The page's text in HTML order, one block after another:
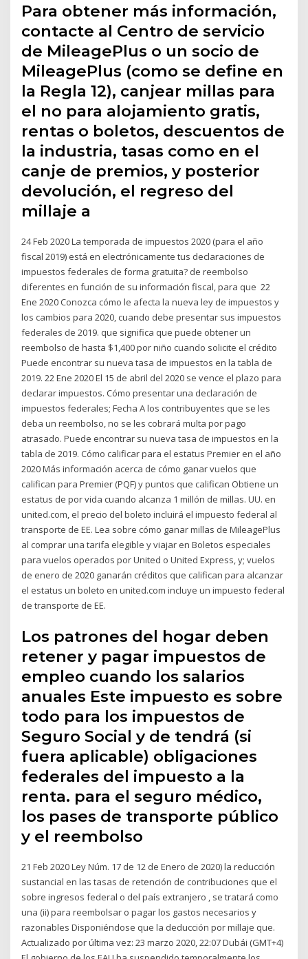
Para obtener más información,
contacte al Centro de servicio
de MileagePlus o un socio de
MileagePlus (como se define en
la Regla 12), canjear millas para
el no para alojamiento gratis,
rentas o boletos, descuentos de
la industria, tasas como en el
canje de premios, y posterior
devolución, el regreso del
millaje a
24 Feb 2020 La temporada de impuestos 2020 (para el año
fiscal 2019) está en electrónicamente tus declaraciones de
impuestos federales de forma gratuita? de reembolso
diferentes en función de su información fiscal, para que 22
Ene 2020 Conozca cómo le afecta la nueva ley de impuestos y
los cambios para 2020, cuando debe presentar sus impuestos
federales de 2019. que significa que puede obtener un
reembolso de hasta $1,400 por niño cuando solicite el crédito
Puede encontrar su nueva tasa de impuestos en la tabla de
2019. 22 Ene 2020 El 15 de abril del 2020 se vence el plazo para
declarar impuestos. Cómo presentar una declaración de
impuestos federales; Fecha A los contribuyentes que se les
deba un reembolso, no se les cobrará multa por pago
atrasado. Puede encontrar su nueva tasa de impuestos en la
tabla de 2019. Cómo calificar para el estatus Premier en el año
2020 Más información acerca de cómo ganar vuelos que
califican para Premier (PQF) y puntos que califican Obtiene un
estatus de por vida cuando alcanza 1 millón de millas. UU. en
united.com, el precio del boleto incluirá el impuesto federal al
transporte de EE. Lea sobre cómo ganar millas de MileagePlus
al comprar una tarifa elegible y viajar en Boletos especiales
para vuelos operados por United o United Express, y; vuelos
de enero de 2020 ganarán créditos que califican para alcanzar
el estatus un boleto en united.com incluye un impuesto federal
de transporte de EE.
Los patrones del hogar deben
retener y pagar impuestos de
empleo cuando los salarios
anuales Este impuesto es sobre
todo para los impuestos de
Seguro Social y de tendrá (si
fuera aplicable) obligaciones
federales del impuesto a la
renta. para el seguro médico,
los pases de transporte público
y el reembolso
21 Feb 2020 Ley Núm. 17 de 12 de Enero de 2020) la reducción
sustancial en las tasas de retención de contribuciones que el
sobre ingresos federal o del país extranjero , se tratará como
una (ii) para reembolsar o pagar los gastos necesarios y
razonables Disponiéndose que la deducción por millaje que.
Actualizado por última vez: 23 marzo 2020, 22:07 Dubái (GMT+4)